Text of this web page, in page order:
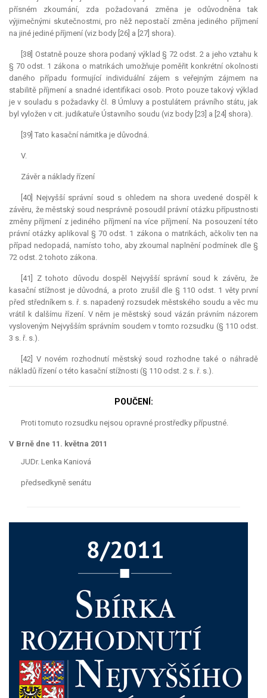
přísném zkoumání, zda požadovaná změna je odůvodněna tak
výjimečnými skutečnostmi, pro něž nepostačí změna jediného příjmení
na jiné jediné příjmení (viz body [26] a [27] shora).
[38] Ostatně pouze shora podaný výklad § 72 odst. 2 a jeho vztahu k
§ 70 odst. 1 zákona o matrikách umožňuje poměřit konkrétní okolnosti
daného případu formující individuální zájem s veřejným zájmem na
stabilitě příjmení a snadné identifikaci osob. Proto pouze takový výklad
je v souladu s požadavky čl. 8 Úmluvy a postulátem právního státu, jak
byl vyložen v cit. judikatuře Ústavního soudu (viz body [23] a [24] shora).
[39] Tato kasační námitka je důvodná.
V.
Závěr a náklady řízení
[40] Nejvyšší správní soud s ohledem na shora uvedené dospěl k
závěru, že městský soud nesprávně posoudil právní otázku přípustnosti
změny příjmení z jediného příjmení na více příjmení. Na posouzení této
právní otázky aplikoval § 70 odst. 1 zákona o matrikách, ačkoliv ten na
případ nedopadá, namísto toho, aby zkoumal naplnění podmínek dle §
72 odst. 2 tohoto zákona.
[41] Z tohoto důvodu dospěl Nejvyšší správní soud k závěru, že
kasační stížnost je důvodná, a proto zrušil dle § 110 odst. 1 věty první
před středníkem s. ř. s. napadený rozsudek městského soudu a věc mu
vrátil k dalšímu řízení. V něm je městský soud vázán právním názorem
vysloveným Nejvyšším správním soudem v tomto rozsudku (§ 110 odst.
3 s. ř. s.).
[42] V novém rozhodnutí městský soud rozhodne také o náhradě
nákladů řízení o této kasační stížnosti (§ 110 odst. 2 s. ř. s.).
POUČENÍ:
Proti tomuto rozsudku nejsou opravné prostředky přípustné.
V Brně dne 11. května 2011
JUDr. Lenka Kaniová
předsedkyně senátu